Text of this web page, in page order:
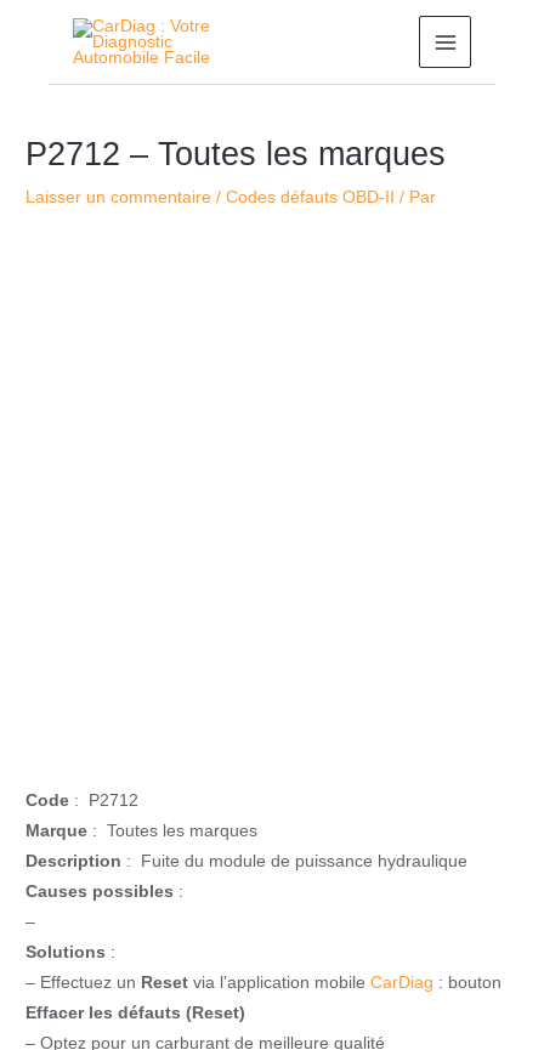
MAIN
MENU
P2712 – Toutes les marques
Laisser un commentaire /Codes défauts OBD-II / Par
Code : P2712
Marque : Toutes les marques
Description : Fuite du module de puissance hydraulique
Causes possibles :
–
Solutions :
– Effectuez un Reset via l’application mobileCarDiag : bouton
Effacer les défauts (Reset)
– Optez pour un carburant de meilleure qualité
des